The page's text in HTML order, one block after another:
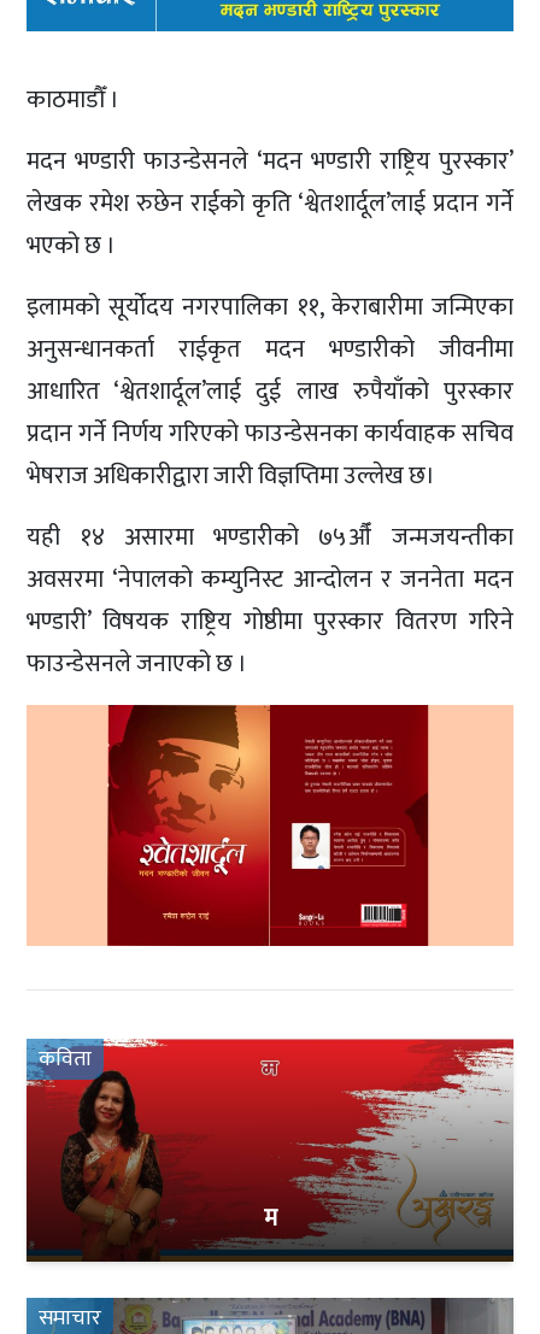
काठमाडौँ ।
मदन भण्डारी फाउन्डेसनले ‘मदन भण्डारी राष्ट्रिय पुरस्कार’
लेखक रमेश रुछेन राईको कृति ‘श्वेतशार्दूल’लाई प्रदान गर्ने
भएको छ ।
इलामको सूर्योदय नगरपालिका ११, केराबारीमा जन्मिएका
अनुसन्धानकर्ता राईकृत मदन भण्डारीको जीवनीमा
आधारित ‘श्वेतशार्दूल’लाई दुई लाख रुपैयाँको पुरस्कार
प्रदान गर्ने निर्णय गरिएको फाउन्डेसनका कार्यवाहक सचिव
भेषराज अधिकारीद्वारा जारी विज्ञप्तिमा उल्लेख छ।
यही १४ असारमा भण्डारीको ७५औँ जन्मजयन्तीका
अवसरमा ‘नेपालको कम्युनिस्ट आन्दोलन र जननेता मदन
भण्डारी’ विषयक राष्ट्रिय गोष्ठीमा पुरस्कार वितरण गरिने
फाउन्डेसनले जनाएको छ ।
कविता
म
समाचार